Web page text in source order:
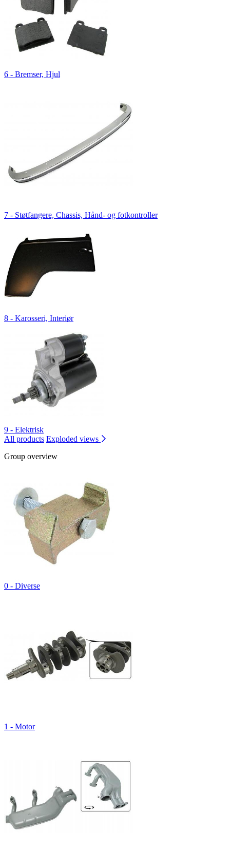
6 - Bremser, Hjul
7 - Støtfangere, Chassis, Hånd- og fotkontroller
8 - Karosseri, Interiør
9 - Elektrisk
All products Exploded views
Group overview
0 - Diverse
1 - Motor